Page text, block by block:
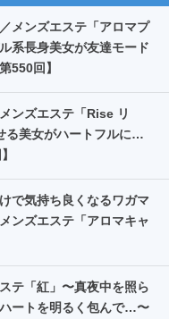
メンズエステ「アロマプ
系長身美女が友達モード
550回】
ンズエステ「Rise リ
る美女がハートフルに…
で気持ち良くなるワガマ
ンズエステ「アロマキャ
テ「紅」〜真夜中を照ら
ートを明るく包んで…〜